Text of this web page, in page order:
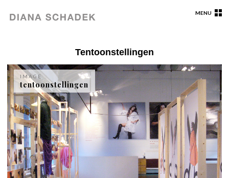
MENU
Tentoonstellingen
IMAGE
tentoonstellingen